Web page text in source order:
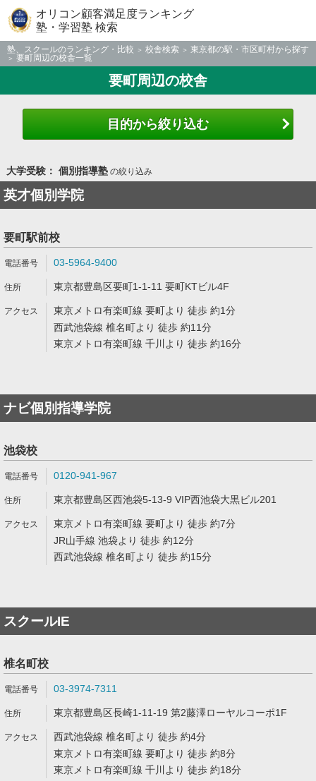
オリコン顧客満足度ランキング
塾・学習塾 検索
塾、スクールのランキング・比較 校舎検索
東京都の駅・市区町村から探す
要町周辺の校舎一覧
要町周辺の校舎
目的から絞り込む
大学受験： 個別指導塾の絞り込み
英才個別学院
要町駅前校
03-5964-9400
東京都豊島区要町1-1-11 要町KTビル4F
東京メトロ有楽町線 要町より 徒歩 約1分
西武池袋線 椎名町より 徒歩 約11分
東京メトロ有楽町線 千川より 徒歩 約16分
ナビ個別指導学院
池袋校
0120-941-967
東京都豊島区西池袋5-13-9 VIP西池袋大黒ビル201
東京メトロ有楽町線 要町より 徒歩 約7分
JR山手線 池袋より 徒歩 約12分
西武池袋線 椎名町より 徒歩 約15分
スクールIE
椎名町校
03-3974-7311
東京都豊島区長崎1-11-19 第2藤澤ローヤルコーポ1F
西武池袋線 椎名町より 徒歩 約4分
東京メトロ有楽町線 要町より 徒歩 約8分
東京メトロ有楽町線 千川より 徒歩 約18分